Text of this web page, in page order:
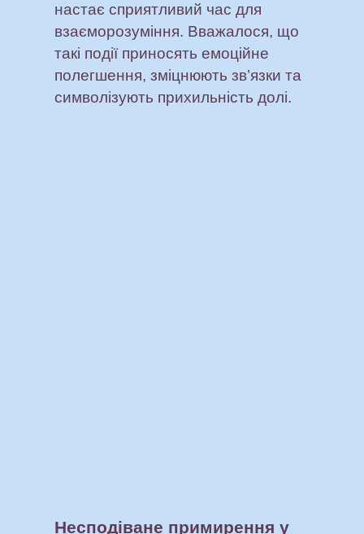
настає сприятливий час для
взаєморозуміння. Вважалося, що
такі події приносять емоційне
полегшення, зміцнюють зв’язки та
символізують прихильність долі.
Несподіване примирення у